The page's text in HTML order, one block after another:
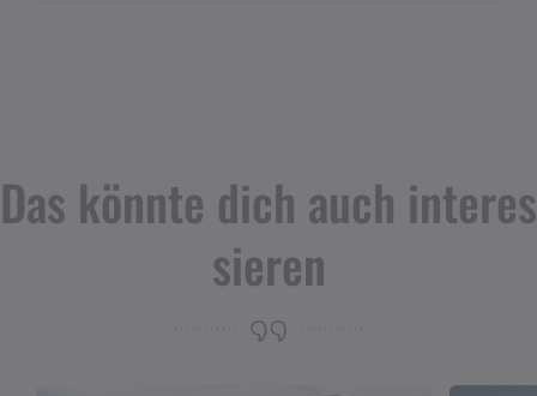
Das könnte dich auch interes
sieren